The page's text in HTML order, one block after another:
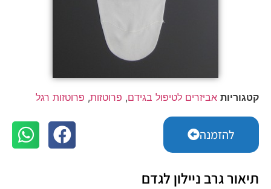
קטגוריות אביזרים לטיפול בגידם, פרוטזות, פרוטזות רגל
להזמנה
תיאור גרב ניילון לגדם